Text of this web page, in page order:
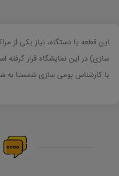
این قطعه یا دستگاه، نیاز یکی
سازی) در این نمایشگاه قرار
با کارشناس بومی سازی شمستا به شماره 09106105867 تماس